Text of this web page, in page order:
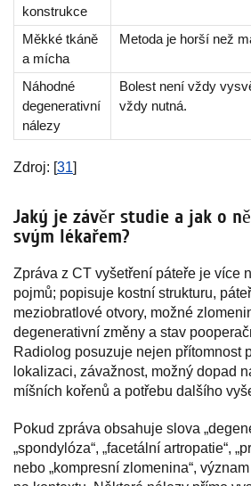
konstrukce
Měkké tkáně
a mícha
Metoda je horší než
Náhodné
degenerativní
nálezy
Bolest není vždy
vždy nutná.
Zdroj: [31]
Jaký je závěr studie a jak o
svým lékařem?
Zpráva z CT vyšetření páteře je více
pojmů; popisuje kostní strukturu,
meziobratlové otvory, možné
degenerativní změny a stav
Radiolog posuzuje nejen přítomnost
lokalizaci, závažnost, možný dopad
míšních kořenů a potřebu dalšího
Pokud zpráva obsahuje slova
„spondylóza“, „facetální artropatie“,
nebo „kompresní zlomenina“,